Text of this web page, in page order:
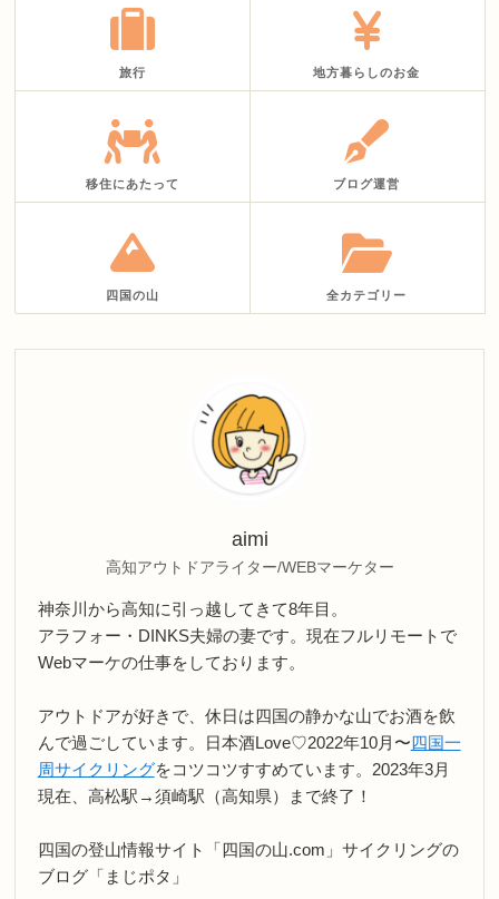
旅行 地方暮らしのお金
移住にあたって ブログ運営
四国の山 全カテゴリー
aimi
高知アウトドアライター/WEBマーケター
神奈川から高知に引っ越してきて8年目。
アラフォー・DINKS夫婦の妻です。現在フルリモートで
Webマーケの仕事をしております。
アウトドアが好きで、休日は四国の静かな山でお酒を飲
んで過ごしています。日本酒Love♡2022年10月〜四国一
周サイクリングをコツコツすすめています。2023年3月
現在、高松駅→須崎駅（高知県）まで終了！
四国の登山情報サイト「四国の山.com」サイクリングの
ブログ「まじポタ」